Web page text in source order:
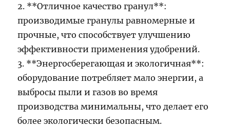
2. **Отличное качество гранул**:
производимые гранулы равномерные и
прочные, что способствует улучшению
эффективности применения удобрений.
3. **Энергосберегающая и экологичная**:
оборудование потребляет мало энергии, а
выбросы пыли и газов во время
производства минимальны, что делает его
более экологически безопасным.